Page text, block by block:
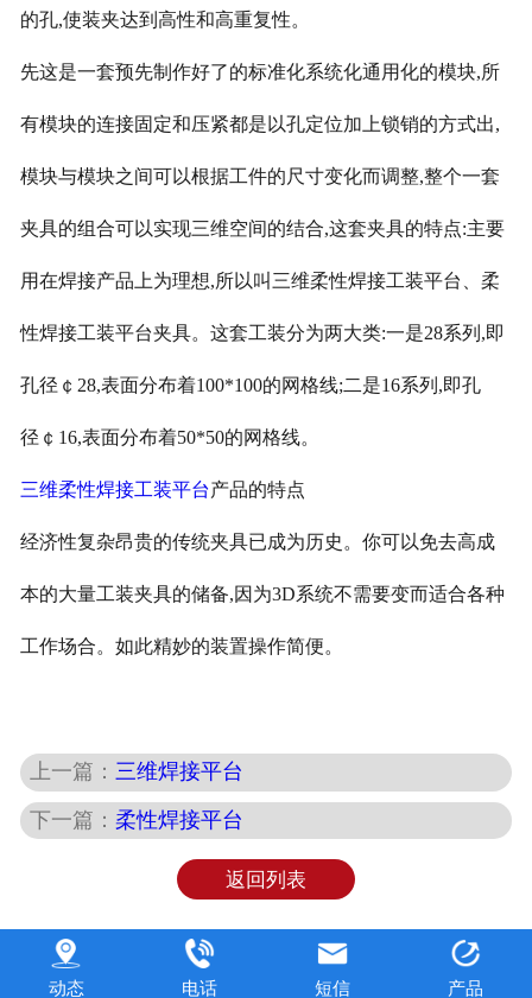
的孔,使装夹达到高性和高重复性。
先这是一套预先制作好了的标准化系统化通用化的模块,所
有模块的连接固定和压紧都是以孔定位加上锁销的方式出,
模块与模块之间可以根据工件的尺寸变化而调整,整个一套
夹具的组合可以实现三维空间的结合,这套夹具的特点:主要
用在焊接产品上为理想,所以叫三维柔性焊接工装平台、柔
性焊接工装平台夹具。这套工装分为两大类:一是28系列,即
孔径￠28,表面分布着100*100的网格线;二是16系列,即孔
径￠16,表面分布着50*50的网格线。
三维柔性焊接工装平台产品的特点
经济性复杂昂贵的传统夹具已成为历史。你可以免去高成
本的大量工装夹具的储备,因为3D系统不需要变而适合各种
工作场合。如此精妙的装置操作简便。
上一篇：三维焊接平台
下一篇：柔性焊接平台
返回列表
动态 电话 短信 产品